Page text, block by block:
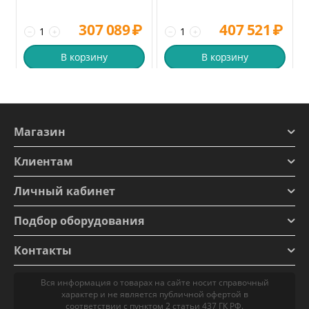
+
− 307 089₽
В корзину
+
− 407 521 ₽
В корзину
Магазин
Клиентам
Личный кабинет
Подбор оборудования
Контакты
Вся информация о товарах на сайте носит справочный
характер и не является публичной офертой в
соответствии с пунктом 2 статьи 437 ГК РФ.